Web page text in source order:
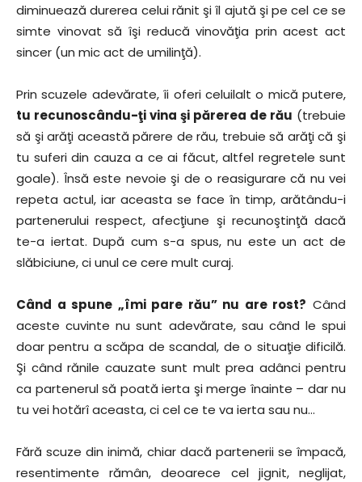
diminuează durerea celui rănit şi îl ajută şi pe cel ce se
simte vinovat să îşi reducă vinovăţia prin acest act
sincer (un mic act de umilinţă).
Prin scuzele adevărate, îi oferi celuilalt o mică putere,
tu recunoscându-ţi vina şi părerea de rău (trebuie
să şi arăţi această părere de rău, trebuie să arăţi că şi
tu suferi din cauza a ce ai făcut, altfel regretele sunt
goale). Însă este nevoie şi de o reasigurare că nu vei
repeta actul, iar aceasta se face în timp, arătându-i
partenerului respect, afecţiune şi recunoştinţă dacă
te-a iertat. După cum s-a spus, nu este un act de
slăbiciune, ci unul ce cere mult curaj.
Când a spune „îmi pare rău” nu are rost? Când
aceste cuvinte nu sunt adevărate, sau când le spui
doar pentru a scăpa de scandal, de o situaţie dificilă.
Şi când rănile cauzate sunt mult prea adânci pentru
ca partenerul să poată ierta şi merge înainte – dar nu
tu vei hotărî aceasta, ci cel ce te va ierta sau nu…
Fără scuze din inimă, chiar dacă partenerii se împacă,
resentimente rămân, deoarece cel jignit, neglijat,